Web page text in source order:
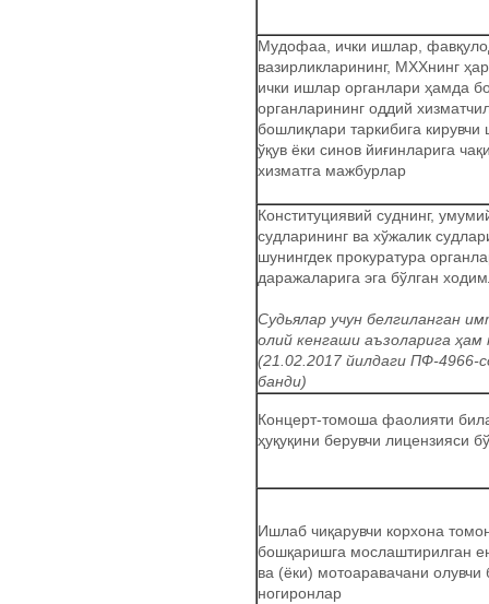
Мудофаа, ички ишлар,
вазирликларининг, МХХнинг
ички ишлар органлари ҳамда
органларининг оддий
бошлиқлари таркибига
ўқув ёки синов йиғинларига
хизматга мажбурлар
Конституциявий суднинг,
судларининг ва хўжалик
шунингдек прокуратура
даражаларига эга бўлган
Судьялар учун белгиланган
олий кенгаши аъзоларига
(21.02.2017 йилдаги ПФ-4966-
банди)
Концерт-томоша фаолияти
ҳуқуқини берувчи лицензияси
Ишлаб чиқарувчи корхона
бошқаришга мослаштирилган
ва (ёки) мотоаравачани олувчи
ногиронлар